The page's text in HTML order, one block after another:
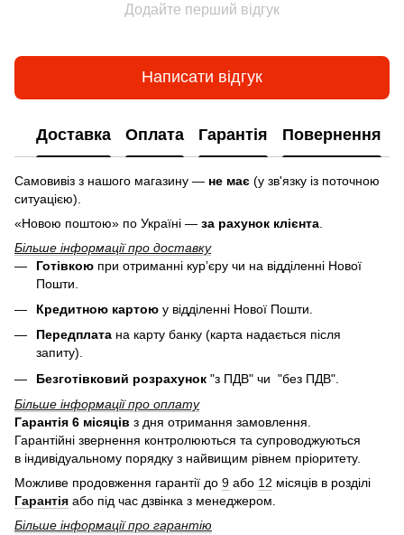
Додайте перший відгук
Написати відгук
Доставка Оплата Гарантія Повернення
Самовивіз з нашого магазину — не має (у зв'язку із поточною
ситуацією).
«Новою поштою» по Україні — за рахунок клієнта
Більше інформації про доставку
Готівкою при отриманні кур’єру чи на відділенні Нової
Пошти.
Кредитною картою у відділенні Нової Пошти.
Передплата на карту банку (карта надається після
запиту).
Безготівковий розрахунок "з ПДВ" чи "без ПДВ".
Більше інформації про оплату
Гарантія 6 місяців з дня отримання замовлення.
Гарантійні звернення контролюються та супроводжуються
в індивідуальному порядку з найвищим рівнем пріоритету.
Можливе продовження гарантії до 9 або 12 місяців в розділі
Гарантія або під час дзвінка з менеджером.
Більше інформації про гарантію